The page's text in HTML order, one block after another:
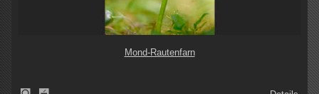
Mond-Rautenfarn